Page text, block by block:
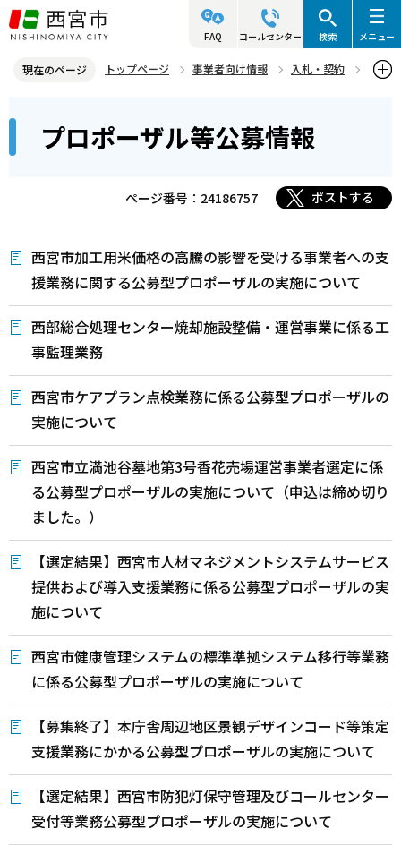
こ
の
ジ
先
FAQ コールセンター 検索 メニュー
現在のページ トップページ 事業者向け情報
入札・契約
プロポーザル等公募情報
こ
プロポーザル等公募情報
ページ番号：24186757 ポストする
西宮市加工用米価格の高騰の影響を受ける事業者への支
援業務に関する公募型プロポーザルの実施について
西部総合処理センター焼却施設整備・運営事業に係る工
事監理業務
西宮市ケアプラン点検業務に係る公募型プロポーザルの
実施について
西宮市立満池谷墓地第3号香花売場運営事業者選定に係
る公募型プロポーザルの実施について（申込は締め切り
ました。）
【選定結果】西宮市人材マネジメントシステムサービス
提供および導入支援業務に係る公募型プロポーザルの実
施について
西宮市健康管理システムの標準準拠システム移行等業務
に係る公募型プロポーザルの実施について
【募集終了】本庁舎周辺地区景観デザインコード等策定
支援業務にかかる公募型プロポーザルの実施について
【選定結果】西宮市防犯灯保守管理及びコールセンター
受付等業務公募型プロポーザルの実施について